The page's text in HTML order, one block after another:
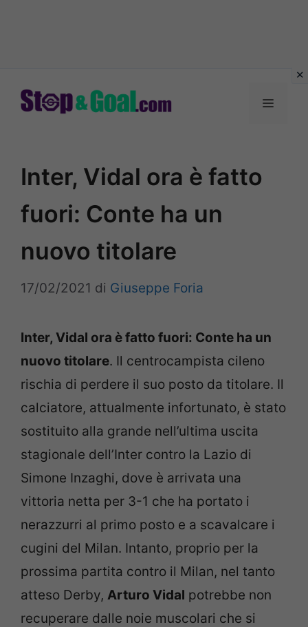
Menu
Inter, Vidal ora è fatto
fuori: Conte ha un
nuovo titolare
17/02/2021 di Giuseppe Foria
Inter, Vidal ora è fatto fuori: Conte ha un
nuovo titolare. Il centrocampista cileno
rischia di perdere il suo posto da titolare. Il
calciatore, attualmente infortunato, è stato
sostituito alla grande nell’ultima uscita
stagionale dell’Inter contro la Lazio di
Simone Inzaghi, dove è arrivata una
vittoria netta per 3-1 che ha portato i
nerazzurri al primo posto e a scavalcare i
cugini del Milan. Intanto, proprio per la
prossima partita contro il Milan, nel tanto
atteso Derby, Arturo Vidal potrebbe non
recuperare dalle noie muscolari che si